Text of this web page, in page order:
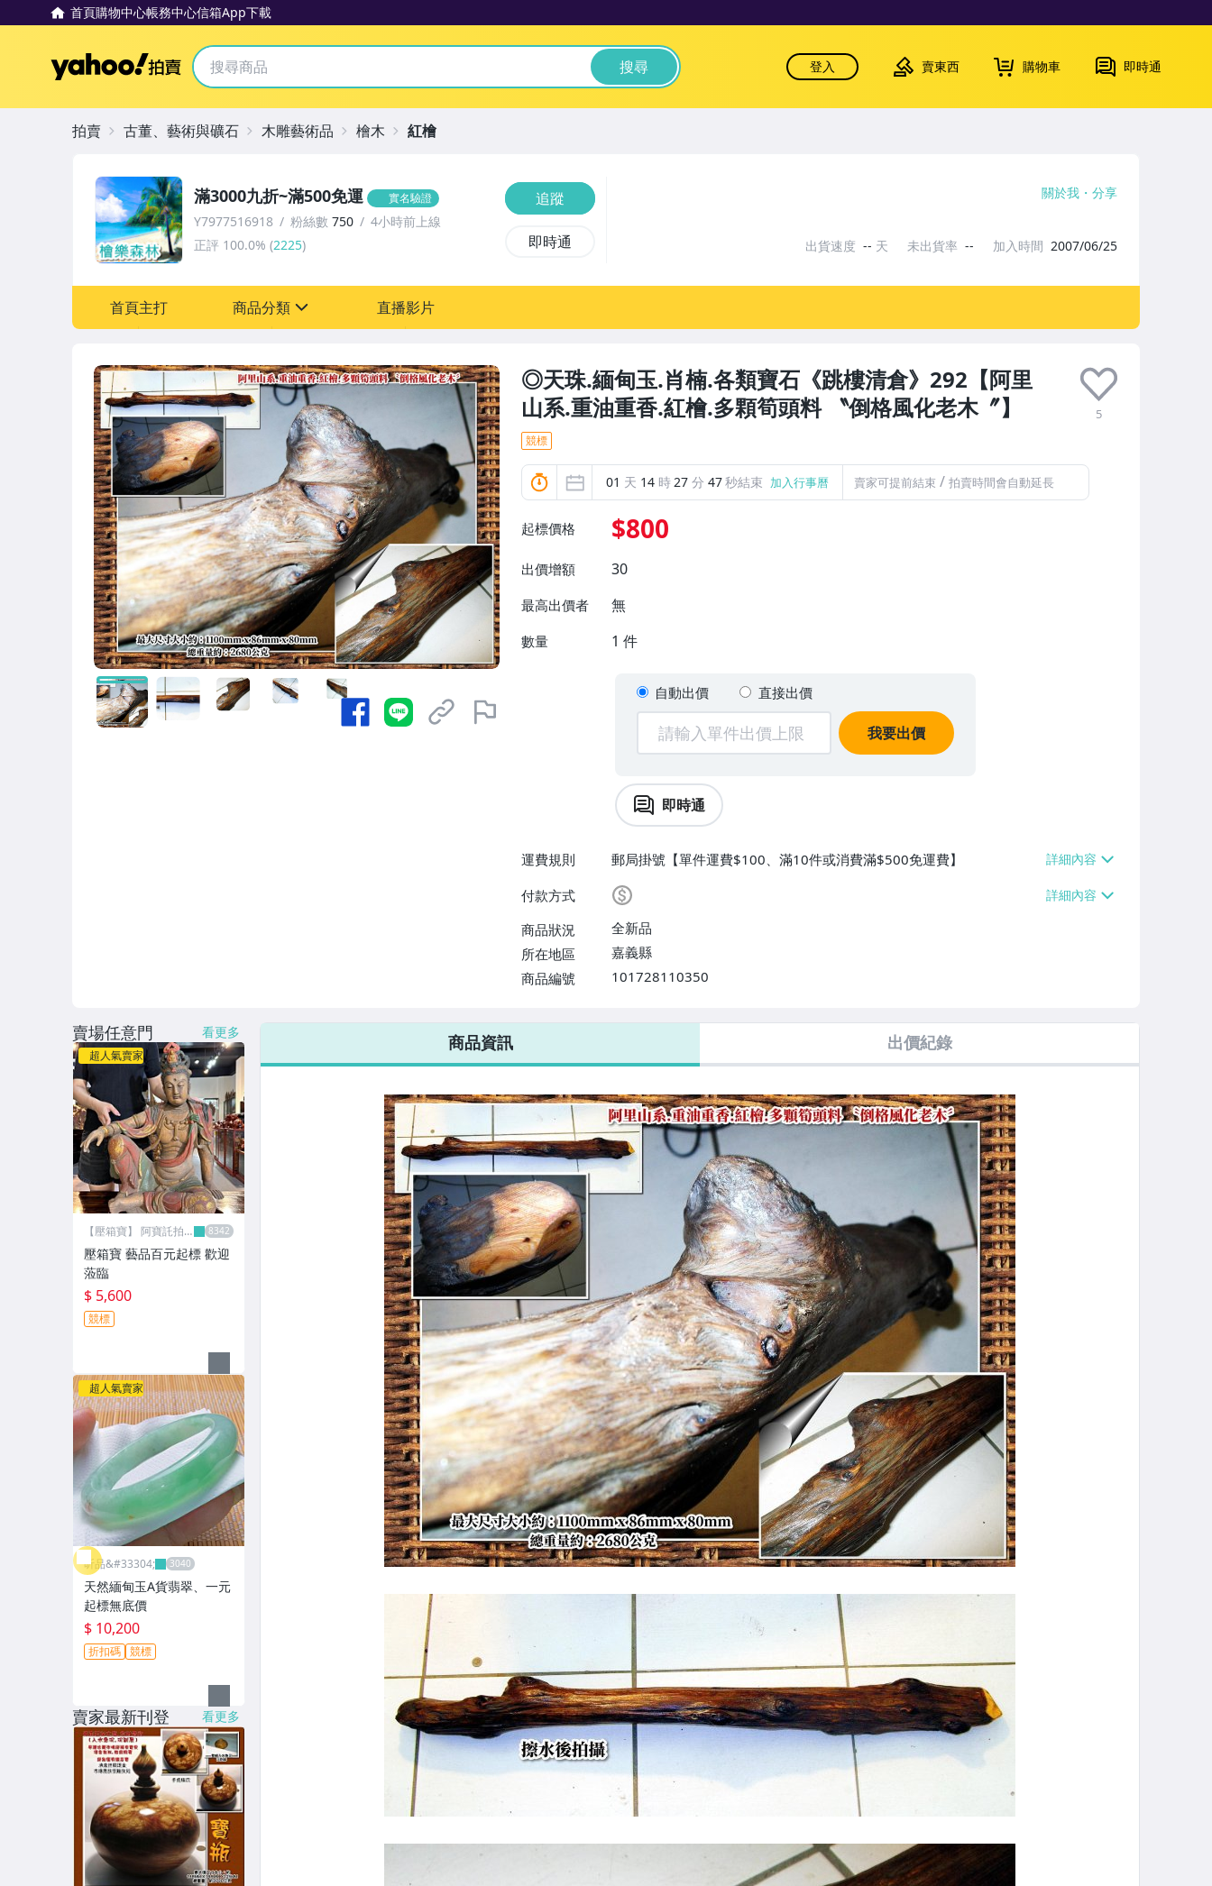
首頁購物中心帳務中心信箱App下載
Yahoo拍賣 搜尋 登入 賣東西 購物車 即時通
◎天珠.緬甸玉.肖楠.各類寶石《跳樓清倉》292【阿里
山系.重油重香.紅檜.多顆筍頭料 〝倒格風化老木〞】
5
競標
01 天 14 時27 分 45秒結束 加入行事曆 賣家可提前結束 / 拍賣時間會自動延長
起標價格 $800
出價增額 30
最高出價者 無
數量 1 件
自動出價 直接出價
我要出價
即時通
運費規則
郵局掛號【單件運費$100、滿10件或消費滿$500免運費】
付款方式
商品狀況
全新品
所在地區
嘉義縣
商品編號
101728110350
滿3000九折~滿500免運 實名驗證
Y7977516918 粉絲數 750
4小時前上線
正評 100.0% (2225)
追蹤
即時通
關於我 分享
出貨速度 -- 天 未出貨率 -- 加入時間 2007/06/25
首頁主打 商品分類
古董、藝術與礦石
手錶與飾品配件
直播影片
拍賣 古董、藝術與礦石 木雕藝術品 檜木 紅檜
商品資訊 出價紀錄
賣場任意門 看更多
超人氣賣家
【壓箱寶】 阿寶託拍
壓箱寶 藝品百元起標 歡迎
蒞臨
$ 5,600
競標
超人氣賣家
昕品&#33304;
天然緬甸玉A貨翡翠、一元
起標無底價
$ 10,200
折扣碼 競標
賣家最新刊登 看更多